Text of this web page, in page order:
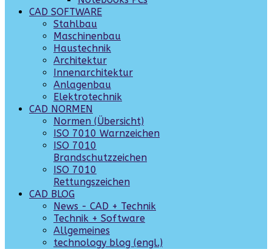
CAD SOFTWARE
Stahlbau
Maschinenbau
Haustechnik
Architektur
Innenarchitektur
Anlagenbau
Elektrotechnik
CAD NORMEN
Normen (Übersicht)
ISO 7010 Warnzeichen
ISO 7010
Brandschutzzeichen
ISO 7010
Rettungszeichen
CAD BLOG
News - CAD + Technik
Technik + Software
Allgemeines
technology blog (engl.)